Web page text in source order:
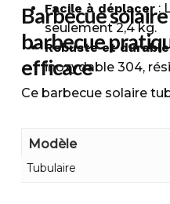
Facile à déplacer:
seulement 2,4 kg.
Robuste et durable
inoxydable 304,
Barbecue
barbecue
efficace
Ce barbecue solaire
l’énergie solaire, il n’a
combustible, ce qui le
Modèle
Tubulaire